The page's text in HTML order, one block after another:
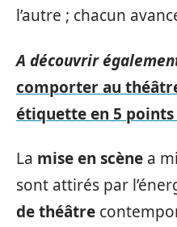
l’autre ; chacun
A découvrir
comporter au
étiquette en 5 points
La mise en scène a
sont attirés par
de théâtre